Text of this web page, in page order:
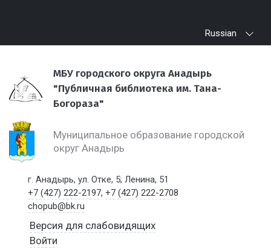
Russian
МБУ городского округа Анадырь
"Публичная библиотека им. Тана-
Богораза"
Муниципальное образование городской
округ Анадырь
г. Анадырь, ул. Отке, 5; Ленина, 51
+7 (427) 222-2197,+7 (427) 222-2708
chopub@bk.ru
Версия для слабовидящих
Войти